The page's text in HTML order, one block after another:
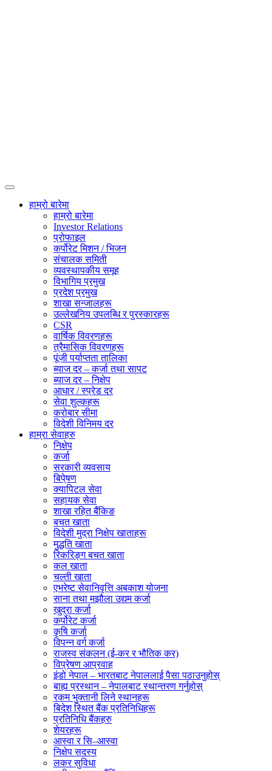
हाम्रो बारेमा
हाम्रो बारेमा
Investor Relations
प्रोफाइल
कर्पोरेट मिशन / भिजन
संचालक समिती
व्यवस्थापकीय समूह
विभागिय प्रमुख
प्रदेश प्रमुख
शाखा सन्जालहरू
उल्लेखनिय उपलब्धि र पुरस्कारहरू
CSR
वार्षिक विवरणहरू
त्रैमासिक विवरणहरू
पूंजी पर्याप्तता तालिका
ब्याज दर – कर्जा तथा सापट
ब्याज दर – निक्षेप
आधार / स्प्रेड दर
सेवा शुल्कहरू
करोबार सीमा
विदेशी विनिमय दर
हाम्रा सेवाहरु
निक्षेप
कर्जा
सरकारी व्यवसाय
बिपे्षण
क्यापिटल सेवा
सहायक सेवा
शाखा रहित बैंकिङ
बचत खाता
विदेशी मुद्रा निक्षेप खाताहरू
मुद्धति खाता
रिकरिङ्ग बचत खाता
कल खाता
चल्ती खाता
एभरेष्ट सेवानिवृत्ति अबकाश योजना
साना तथा मझौला उद्यम कर्जा
खुद्रा कर्जा
कर्पोरेट कर्जा
कृषि कर्जा
विपन्न वर्ग कर्जा
राजस्व संकलन (ई-कर र भौतिक कर)
विप्रेषण आप्रवाह
इंडो नेपाल – भारतबाट नेपाललाई पैसा पठाउनुहोस्
बाह्य प्रस्थान – नेपालबाट स्थान्तरण गर्नुहोस्
रकम भुक्तानी लिने स्थानहरू
बिदेश स्थित बैंक प्रतिनिधिहरू
प्रतिनिधि बैंकहरु
शेयरहरू
आस्वा र सि–आस्वा
निक्षेप सदस्य
लकर सुविधा